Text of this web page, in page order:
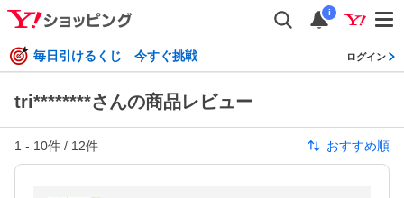
i
毎日引けるくじ 今すぐ挑戦 ログイン
tri********さんの商品レビュー
1 - 10件 / 12件 おすすめ順